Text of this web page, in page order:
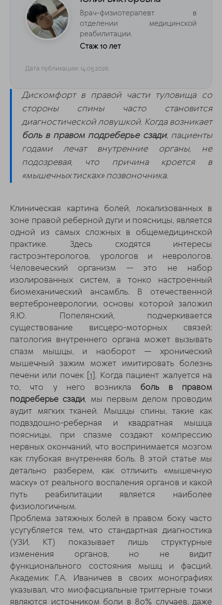
Врач-физиотерапевт в
отделении медицинской
реабилитации.
Стаж 10 лет
Дата публикации: 14.05.2026
Дискомфорт в правой части туловища со
стороны спины часто становится
диагностической ловушкой. Когда возникает
боль в правом подреберье сзади, пациенты
годами лечат внутренние органы, не
подозревая, что причина кроется в
«мышечных тисках» позвоночника.
Клиническая картина болей, локализованных в
зоне правой реберной дуги и поясницы, является
одной из самых сложных в общемедицинской
практике. Здесь сходятся интересы
гастроэнтерологов, урологов и неврологов.
Человеческий организм — это не набор
изолированных систем, а тонко настроенный
биомеханический ансамбль. В отечественной
вертеброневрологии, основы которой заложил
Я.Ю. Попелянский, подчеркивается
существование висцеро-моторных связей:
патология внутреннего органа может вызывать
спазм мышцы, и наоборот — хронический
мышечный зажим может имитировать болезнь
печени или почек [1]. Когда пациент жалуется на
то, что у него возникла боль в правом
подреберье сзади, мы первым делом проводим
аудит мягких тканей. Мышцы спины, такие как
подвздошно-реберная и квадратная мышца
поясницы, при спазме создают компрессию
нервных окончаний, что воспринимается мозгом
как глубокая внутренняя боль. В этой статье мы
детально разберем, как отличить «мышечную
маску» от реального воспаления органов и какой
путь реабилитации является наиболее
физиологичным.
Проблема затяжных болей в правом боку часто
усугубляется тем, что стандартная диагностика
(УЗИ, КТ) показывает лишь структурные
изменения органов, но не видит
функционального состояния мышц и фасций.
Академик Г.А. Иваничев в своих монографиях
указывал, что миофасциальные триггерные точки
являются источником боли в 80% случаев, даже